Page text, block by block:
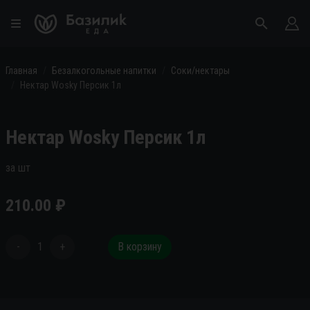
Главная Безалкогольные напитки
Соки/нектары
Нектар Wosky Персик 1л
Нектар Wosky Персик 1л
за шт
210.00 ₽
- 1 + В корзину